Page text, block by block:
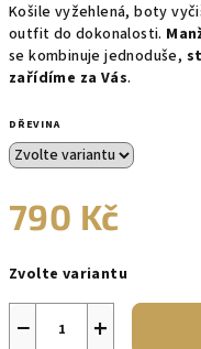
Košile vyžehlená, boty
outfit do dokonalosti.
se kombinuje jednoduše,
zařídíme za Vás.
DŘEVINA
790 Kč
cena:
Zvolte variantu
+
−